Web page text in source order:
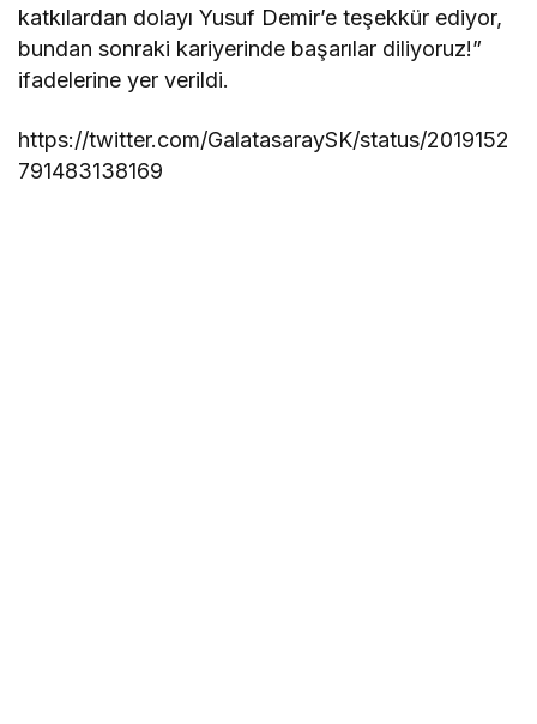
katkılardan dolayı Yusuf Demir’e teşekkür ediyor,
bundan sonraki kariyerinde başarılar diliyoruz!”
ifadelerine yer verildi.
https://twitter.com/GalatasaraySK/status/2019152
791483138169